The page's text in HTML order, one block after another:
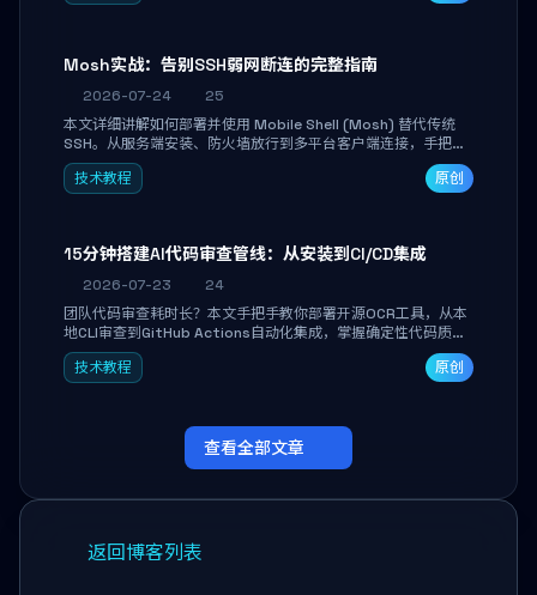
Mosh实战：告别SSH弱网断连的完整指南
2026-07-24
25
本文详细讲解如何部署并使用 Mobile Shell (Mosh) 替代传统
SSH。从服务端安装、防火墙放行到多平台客户端连接，手把手
带你掌握本地回显、连接漫游与断线自动恢复等核心功能。彻底
解决高铁、移动网络等弱网场景下 SSH 频繁掉线、会话丢失的痛
技术教程 原创
15分钟搭建AI代码审查管线：从安装到CI/CD集成
2026-07-23
24
团队代码审查耗时长？本文手把手教你部署开源OCR工具，从本
地CLI审查到GitHub Actions自动化集成，掌握确定性代码质量
保障管线的搭建方法，轻松解决PR审查瓶颈。
技术教程
原创
查看全部文章
返回博客列表